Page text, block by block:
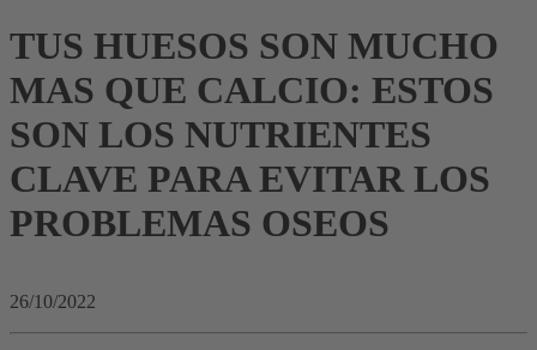
TUS HUESOS SON MUCHO
MAS QUE CALCIO: ESTOS
SON LOS NUTRIENTES
CLAVE PARA EVITAR LOS
PROBLEMAS OSEOS
26/10/2022